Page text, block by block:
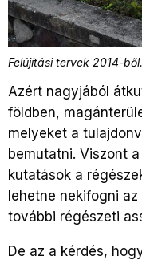
Felújítási tervek 2014-
Azért nagyjából
földben,
melyeket a
bemutatni. Viszont
kutatások a
lehetne nekifogni
további régészeti
De az a kérdés,